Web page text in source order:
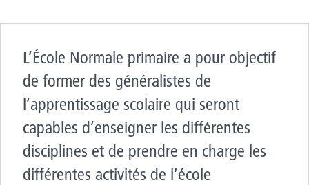
L’École Normale primaire a pour objectif
de former des généralistes de
l’apprentissage scolaire qui seront
capables d’enseigner les différentes
disciplines et de prendre en charge les
différentes activités de l’école